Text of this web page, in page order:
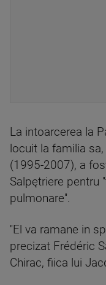
La intoarcerea la
locuit la familia
(1995-2007), a
Salpętriere pentru
pulmonare''.
''El va ramane in
precizat Frédéric
Chirac, fiica lui